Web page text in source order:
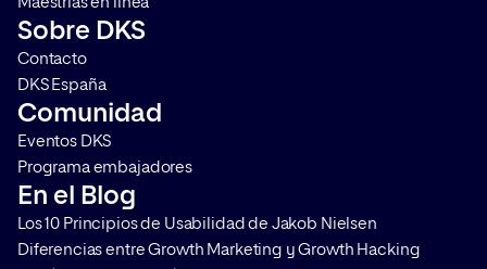
Sobre DKS
Contacto
DKS España
Comunidad
Eventos DKS
Programa embajadores
En el Blog
Los 10 Principios de Usabilidad de Jakob Nielsen
Diferencias entre Growth Marketing y Growth Hacking